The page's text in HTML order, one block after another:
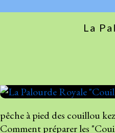
La
pêche à pied des couillou
Comment préparer les